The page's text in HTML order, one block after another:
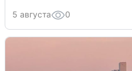
5 августа 0